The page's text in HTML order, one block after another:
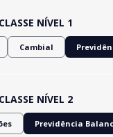
NÍVEL 1
Cambial
NÍVEL 2
Previdência